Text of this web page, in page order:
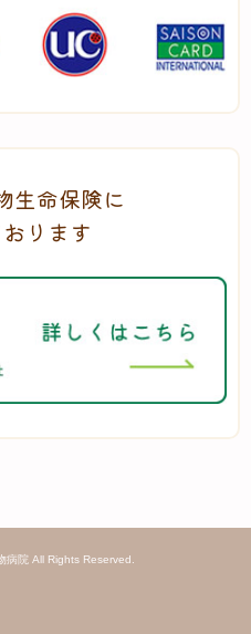
生命保険に
ります
病院 All Rights Reserved.